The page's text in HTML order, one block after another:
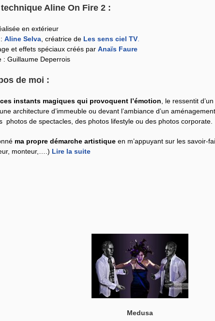
Aline On Fire 2 :
en extérieur
Aline Selva , créatrice de Les sens ciel TV
et effets spéciaux créés par Anaïs Faure
: Guillaume Deperrois
de moi :
instants magiques qui provoquent l’émotion , le ressentit
architecture d’immeuble ou devant l’ambiance d’un
photos de spectacles, des photos lifestyle ou des photos corporate.
ma propre démarche artistique en m’appuyant sur les savoir-
monteur,….) Lire la suite
Medusa